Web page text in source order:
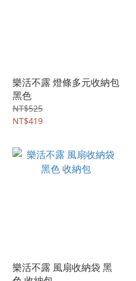
樂活不露 燈條多元收納包
黑色
NT$525
NT$419
樂活不露 風扇收納袋 黑